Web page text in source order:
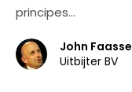
principes…
John Faasse
Uitbijter BV